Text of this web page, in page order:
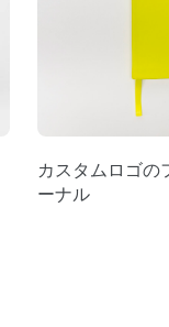
カスタムロゴの
ーナル